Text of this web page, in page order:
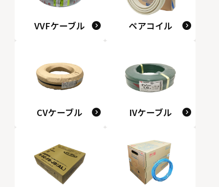
VVFケーブル ペアコイル
CVケーブル IVケーブル